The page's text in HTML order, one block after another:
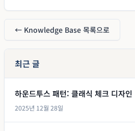
← Knowledge Base 목록으로
최근 글
하운드투스 패턴: 클래식 체크 디자인
2025년 12월 28일